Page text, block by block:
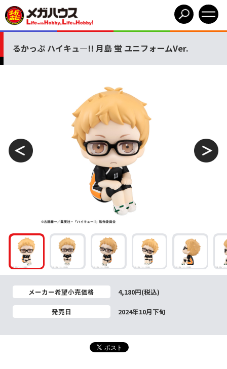
るかっぷ ハイキュ―!! 月島 蛍 ユニフォームVer.
メーカー希望小売価格 4,180円(税込)
発売日 2024年10月下旬